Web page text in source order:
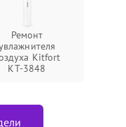
Ремонт
Kitfort
КТ-3848